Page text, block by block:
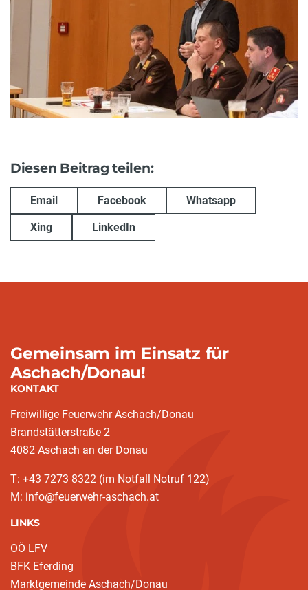
Diesen Beitrag teilen:
Email Facebook Whatsapp
Xing LinkedIn
Gemeinsam im Einsatz für
Aschach/Donau!
KONTAKT
Freiwillige Feuerwehr Aschach/Donau
Brandstätterstraße 2
4082 Aschach an der Donau
T: +43 7273 8322 (im Notfall Notruf 122)
M: info@feuerwehr-aschach.at
LINKS
OÖ LFV
BFK Eferding
Marktgemeinde Aschach/Donau